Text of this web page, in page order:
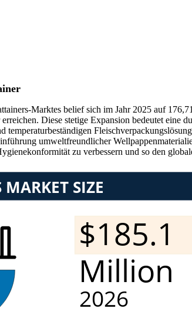
Marktes belief sich im Jahr 2025 auf
Diese stetige Expansion bedeutet eine
temperaturbeständigen
umweltfreundlicher
zu verbessern und so den